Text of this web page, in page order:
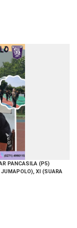
PANCASILA (P5)
XI (SUARA